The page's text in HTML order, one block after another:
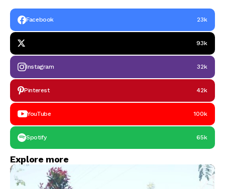
Infrastruktur Digital
Facebook 23k
93k
Instagram 32k
Pinterest 42k
YouTube 100k
Spotify 65k
Explore more